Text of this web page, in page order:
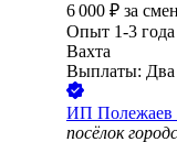
6 000 ₽ за
Опыт 1-3 года
Вахта
Выплаты: Два
ИП Полежаев
посёлок